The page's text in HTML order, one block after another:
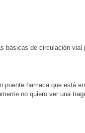
básicas de circulación vial
hamaca que está
no quiero ver una